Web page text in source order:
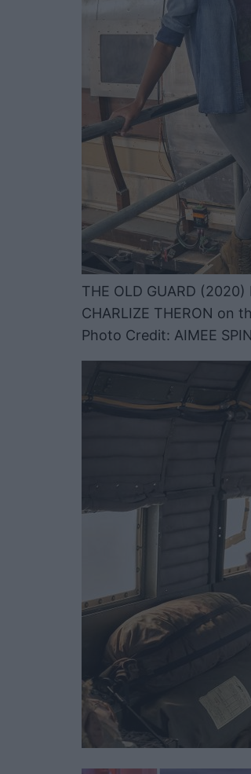
THE OLD GUARD
CHARLIZE THERON on
Photo Credit: AIMEE